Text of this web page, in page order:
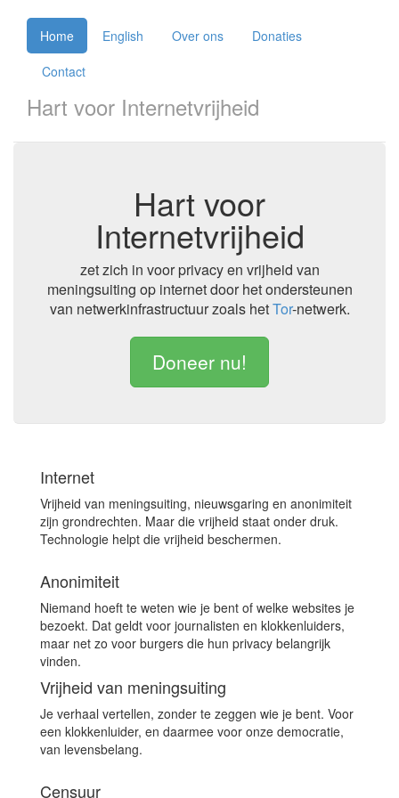
Home English Over ons
Donaties
Contact
Hart voor Internetvrijheid
Hart voor
Internetvrijheid
zet zich in voor privacy en vrijheid van
meningsuiting op internet door het ondersteunen
van netwerkinfrastructuur zoals hetTor-netwerk.
Doneer nu!
Internet
Vrijheid van meningsuiting, nieuwsgaring en anonimiteit
zijn grondrechten. Maar die vrijheid staat onder druk.
Technologie helpt die vrijheid beschermen.
Anonimiteit
Niemand hoeft te weten wie je bent of welke websites je
bezoekt. Dat geldt voor journalisten en klokkenluiders,
maar net zo voor burgers die hun privacy belangrijk
vinden.
Vrijheid van meningsuiting
Je verhaal vertellen, zonder te zeggen wie je bent. Voor
een klokkenluider, en daarmee voor onze democratie,
van levensbelang.
Censuur